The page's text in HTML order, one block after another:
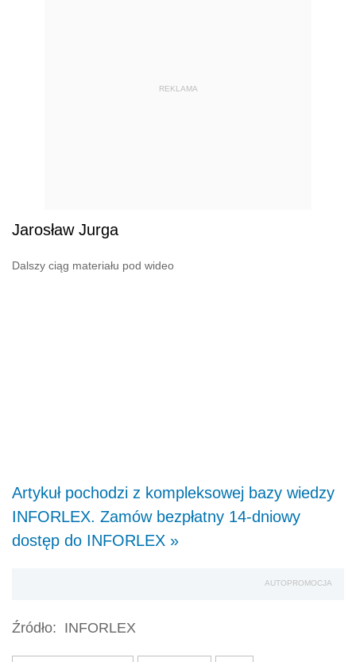
REKLAMA
Jarosław Jurga
Dalszy ciąg materiału pod wideo
Artykuł pochodzi z kompleksowej bazy wiedzy
INFORLEX. Zamów bezpłatny 14-dniowy
dostęp do INFORLEX »
AUTOPROMOCJA
Źródło: INFORLEX